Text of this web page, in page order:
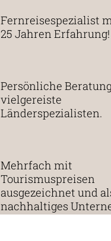
Fernreisespezialist
25 Jahren Erfahrung!
Persönliche
vielgereiste
Länderspezialisten.
Mehrfach mit
Tourismuspreisen
ausgezeichnet und
nachhaltiges